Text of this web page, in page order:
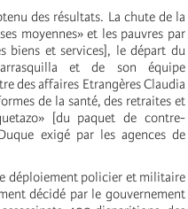
des résultats. La chute de la
moyennes» et les pauvres par
biens et services], le départ du
et de son équipe
des affaires Etrangères Claudia
de la santé, des retraites et
[du paquet de contre-
exigé par les agences de
déploiement policier et militaire
décidé par le gouvernement